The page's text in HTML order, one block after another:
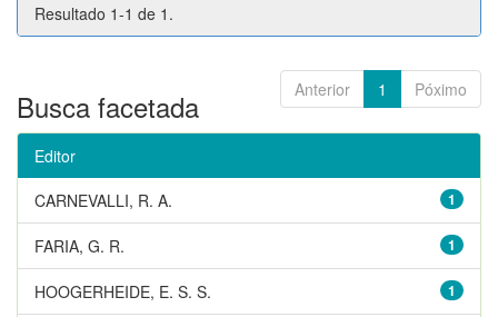
Resultado 1-1 de 1.
Anterior 1 Póximo
Busca facetada
Editor
1
CARNEVALLI, R. A.
1
FARIA, G. R.
1
HOOGERHEIDE, E. S. S.